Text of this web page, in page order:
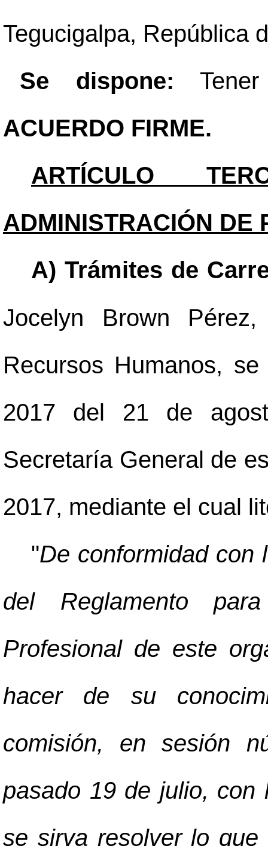
Tegucigalpa, República
Se dispone:
ACUERDO FIRME.
ARTÍCULO
ADMINISTRACIÓN DE
A) Trámites de
Jocelyn Brown
Recursos Humanos,
2017 del 21 de
Secretaría General de
2017, mediante el cual
"De conformidad con
del Reglamento
Profesional de este
hacer de su
comisión, en sesión
pasado 19 de julio, con
se sirva resolver lo que